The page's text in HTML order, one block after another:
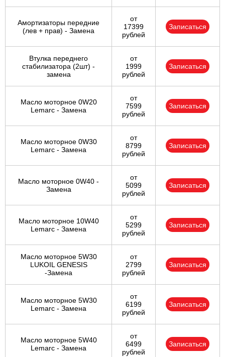
Амортизаторы передние
(лев + прав) - Замена
от
17399
рублей
Записаться
Втулка переднего
стабилизатора (2шт) -
замена
от
1999
рублей
Записаться
Масло моторное 0W20
Lemarc - Замена
от
7599
рублей
Записаться
Масло моторное 0W30
Lemarc - Замена
от
8799
рублей
Записаться
Масло моторное 0W40 -
Замена
от
5099
рублей
Записаться
Масло моторное 10W40
Lemarc - Замена
от
5299
рублей
Записаться
Масло моторное 5W30
LUKOIL GENESIS
-Замена
от
2799
рублей
Записаться
Масло моторное 5W30
Lemarc - Замена
от
6199
рублей
Записаться
Масло моторное 5W40
Lemarc - Замена
от
6499
рублей
Записаться